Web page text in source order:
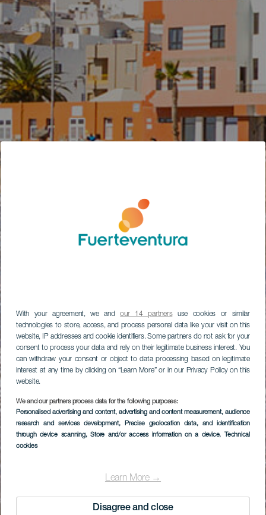
With your agreement, we andour 14 partnersuse cookies or similar
technologies to store, access, and process personal data like your visit on this
website, IP addresses and cookie identifiers. Some partners do not ask for your
consent to process your data and rely on their legitimate business interest. You
can withdraw your consent or object to data processing based on legitimate
interest at any time by clicking on “Learn More” or in our Privacy Policy on this
website.
We and our partners process data for the following purposes:
Personalised advertising and content, advertising and content measurement, audience
research and services development, Precise geolocation data, and identification
through device scanning, Store and/or access information on a device, Technical
cookies
Learn More →
Disagree and close